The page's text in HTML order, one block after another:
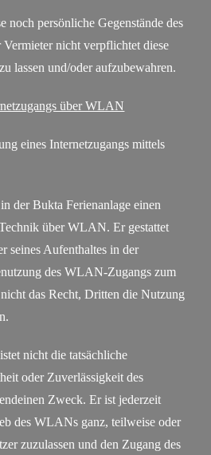
noch persönliche Gegenstände des
nicht verpflichtet diese
lassen und/oder aufzubewahren.
über WLAN
eines Internetzugangs mittels
der Bukta Ferienanlage einen
über WLAN. Er gestattet
seines Aufenthaltes in der
des WLAN-Zugangs zum
das Recht, Dritten die Nutzung
nicht die tatsächliche
oder Zuverlässigkeit des
Zweck. Er ist jederzeit
des WLANs ganz, teilweise oder
zuzulassen und den Zugang des